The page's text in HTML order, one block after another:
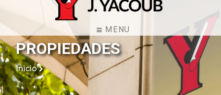
MENU
PROPIEDADES
Inicio